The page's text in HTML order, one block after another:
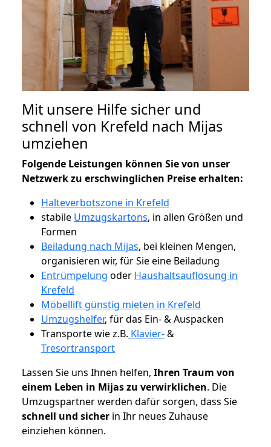
Mit unsere Hilfe sicher und
schnell von Krefeld nach Mijas
umziehen
Folgende Leistungen können Sie von unser
Netzwerk zu erschwinglichen Preise erhalten:
Halteverbotszone in Krefeld
stabile Umzugskartons, in allen Größen und
Formen
Beiladung nach Mijas, bei kleinen Mengen,
organisieren wir, für Sie eine Beiladung
Entrümpelung oder Haushaltsauflösung in
Krefeld
Möbellift günstig mieten in Krefeld
Umzugshelfer, für das Ein- & Auspacken
Transporte wie z.B. Klavier-&
Tresortransport
Lassen Sie uns Ihnen helfen, Ihren Traum von
einem Leben in Mijas zu verwirklichen. Die
Umzugspartner werden dafür sorgen, dass Sie
schnell und sicher in Ihr neues Zuhause
einziehen können.